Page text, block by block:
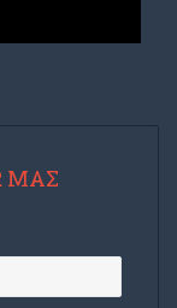
ΜΑΣ